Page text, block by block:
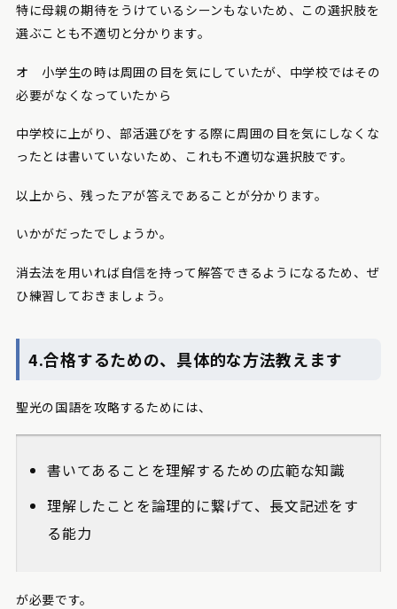
特に母親の期待をうけているシーンもないため、この選択肢を
選ぶことも不適切と分かります。
オ 小学生の時は周囲の目を気にしていたが、中学校ではその
必要がなくなっていたから
中学校に上がり、部活選びをする際に周囲の目を気にしなくな
ったとは書いていないため、これも不適切な選択肢です。
以上から、残ったアが答えであることが分かります。
いかがだったでしょうか。
消去法を用いれば自信を持って解答できるようになるため、ぜ
ひ練習しておきましょう。
4.合格するための、具体的な方法教えます
聖光の国語を攻略するためには、
書いてあることを理解するための広範な知識
理解したことを論理的に繋げて、長文記述をす
る能力
が必要です。